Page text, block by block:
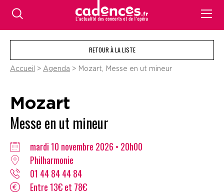
RETOUR À LA LISTE
Accueil > Agenda > Mozart, Messe en ut mineur
Mozart
Messe en ut mineur
mardi 10 novembre 2026 • 20h00
Philharmonie
01 44 84 44 84
Entre 13€ et 78€